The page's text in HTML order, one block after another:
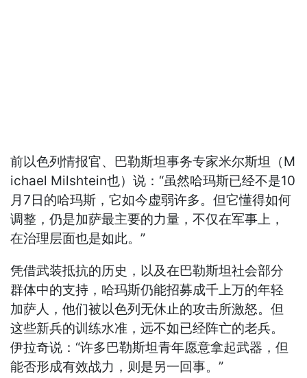
前以色列情报官、巴勒斯坦事务专家米尔斯坦（M
ichael Milshtein也）说：“虽然哈玛斯已经不是10
月7日的哈玛斯，它如今虚弱许多。但它懂得如何
调整，仍是加萨最主要的力量，不仅在军事上，
在治理层面也是如此。”
凭借武装抵抗的历史，以及在巴勒斯坦社会部分
群体中的支持，哈玛斯仍能招募成千上万的年轻
加萨人，他们被以色列无休止的攻击所激怒。但
这些新兵的训练水准，远不如已经阵亡的老兵。
伊拉奇说：“许多巴勒斯坦青年愿意拿起武器，但
能否形成有效战力，则是另一回事。”